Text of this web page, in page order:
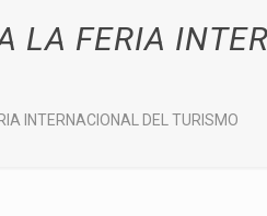
LA FERIA
INTERNACIONAL DEL TURISMO